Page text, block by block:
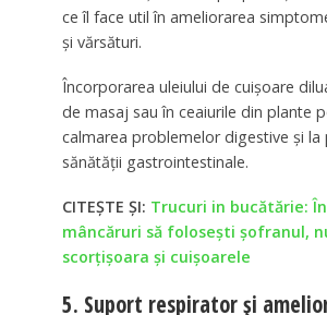
ce îl face util în ameliorarea
și vărsături.
Încorporarea uleiului de cuișoare
de masaj sau în ceaiurile din plante
calmarea problemelor digestive și la
sănătății gastrointestinale.
CITEȘTE ȘI: Trucuri in bucătărie:
mâncăruri să foloseşti şofranul,
scorţişoara şi cuişoarele
5. Suport respirator și